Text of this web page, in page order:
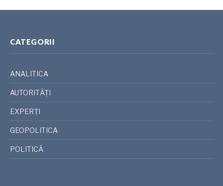
CATEGORII
ANALITICA
AUTORITĂȚI
EXPERȚI
GEOPOLITICA
POLITICĂ